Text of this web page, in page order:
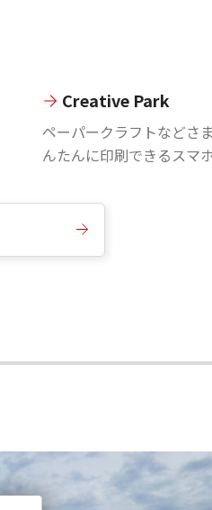
Creative Park
ペーパークラフトなどさ
んたんに印刷できるスマ